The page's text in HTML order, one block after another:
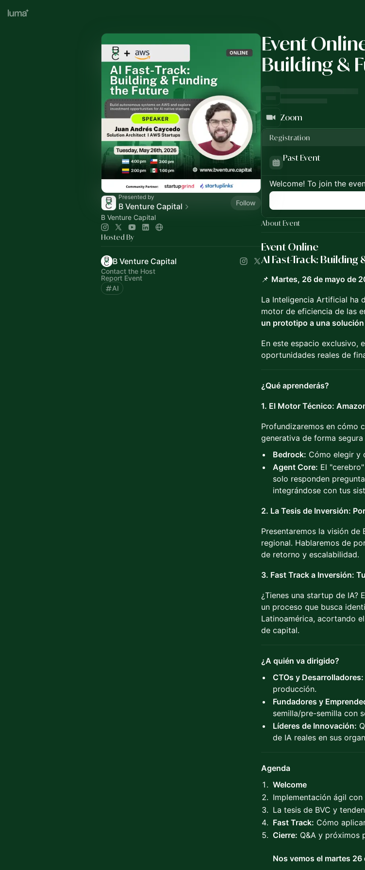
Presented by
B Venture Capital
Follow
B Venture Capital
Hosted By
B Venture Capital
Contact the Host
Report Event
AI
Event
Building &
Zoom
Registration
Past Event
Welcome! To join the
About Event
Event Online
AI Fast-Track: Building
📌 Martes, 26 de mayo de
La Inteligencia Artificial ha
motor de eficiencia de las
un prototipo a una
En este espacio exclusivo,
oportunidades reales de
¿Qué aprenderás?
1. El Motor Técnico:
Profundizaremos en cómo
generativa de forma segura
Bedrock: Cómo elegir y
Agent Core: El
solo responden
integrándose con tus
2. La Tesis de Inversión:
Presentaremos la visión de
regional. Hablaremos de
de retorno y escalabilidad.
3. Fast Track a Inversión:
¿Tienes una startup de IA?
un proceso que busca
Latinoamérica, acortando
de capital.
¿A quién va dirigido?
CTOs y Desarrolladores:
producción.
Fundadores y
semilla/pre-semilla con
Líderes de Innovación:
de IA reales en sus
Agenda
Welcome
Implementación ágil
La tesis de BVC y
Fast Track: Cómo
Cierre: Q&A y próximos
Nos vemos el martes 26